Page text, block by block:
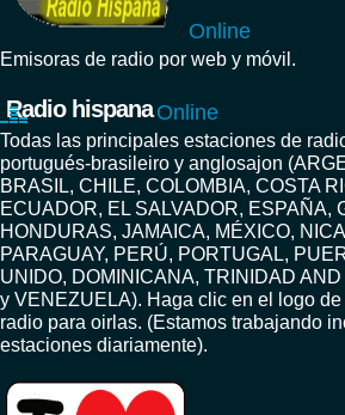
Online
Emisoras de radio por web y móvil.
Radio hispana Online
Todas las principales estaciones de
portugués-brasileiro y anglosajon
BRASIL, CHILE, COLOMBIA, COSTA
ECUADOR, EL SALVADOR, ESPAÑA,
HONDURAS, JAMAICA, MÉXICO,
PARAGUAY, PERÚ, PORTUGAL,
UNIDO, DOMINICANA, TRINIDAD
y VENEZUELA). Haga clic en el logo
radio para oirlas. (Estamos trabajando
estaciones diariamente).